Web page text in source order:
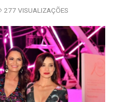
277 VISUALIZAÇÕES